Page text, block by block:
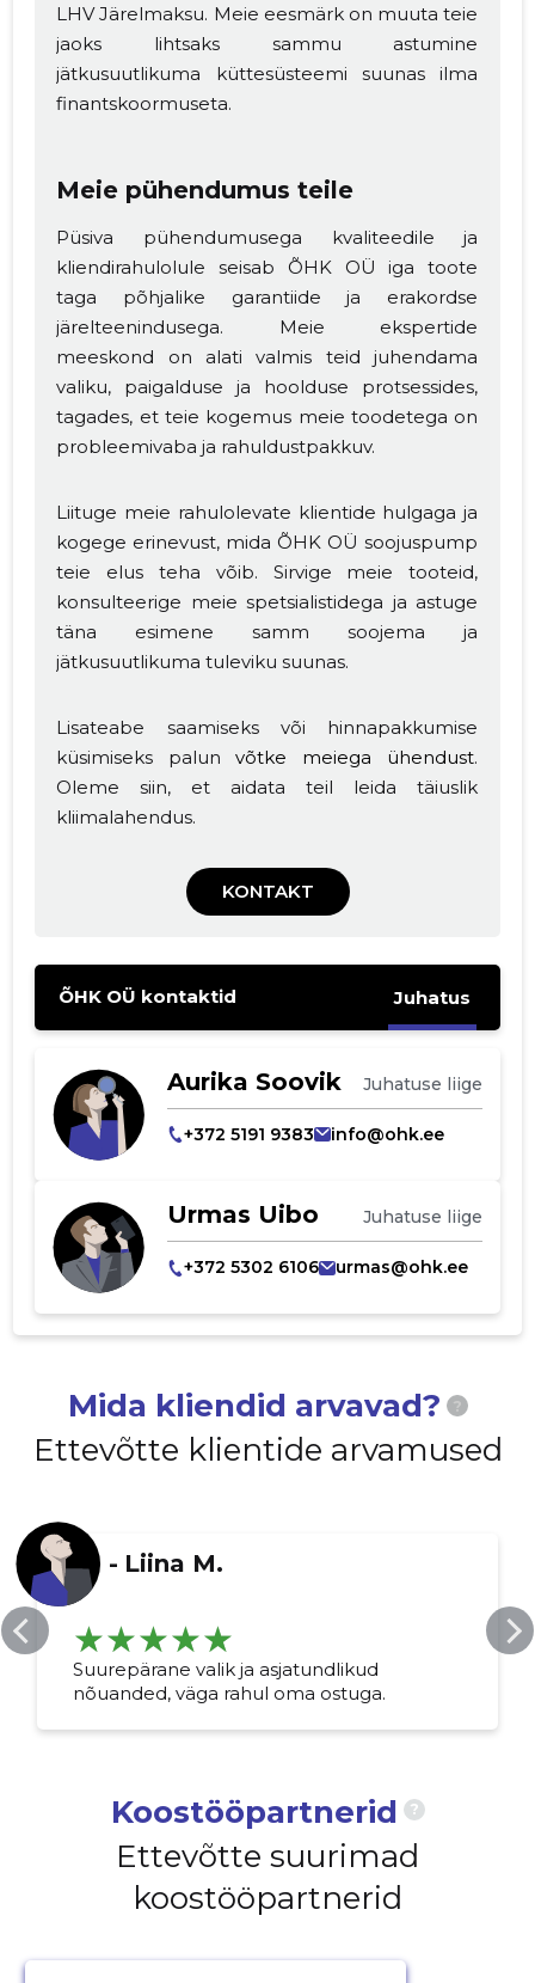
LHV Järelmaksu. Meie eesmärk on muuta teie
jaoks lihtsaks sammu astumine
jätkusuutlikuma küttesüsteemi suunas ilma
finantskoormuseta.
Meie pühendumus teile
Püsiva pühendumusega kvaliteedile ja
kliendirahulolule seisab ÕHK OÜ iga toote
taga põhjalike garantiide ja erakordse
järelteenindusega. Meie ekspertide
meeskond on alati valmis teid juhendama
valiku, paigalduse ja hoolduse protsessides,
tagades, et teie kogemus meie toodetega on
probleemivaba ja rahuldustpakkuv.
Liituge meie rahulolevate klientide hulgaga ja
kogege erinevust, mida ÕHK OÜ soojuspump
teie elus teha võib. Sirvige meie tooteid,
konsulteerige meie spetsialistidega ja astuge
täna esimene samm soojema ja
jätkusuutlikuma tuleviku suunas.
Lisateabe saamiseks või hinnapakkumise
küsimiseks palunvõtke meiega ühendust.
Oleme siin, et aidata teil leida täiuslik
kliimalahendus.
KONTAKT
ÕHK OÜ kontaktid Juhatus
Aurika Soovik Juhatuse liige
+372 5191 9383 info@ohk.ee
Urmas Uibo Juhatuse liige
+372 5302 6106 urmas@ohk.ee
Mida kliendid arvavad? ?
Ettevõtte klientide arvamused
- Liina M.
Suurepärane valik ja asjatundlikud
nõuanded, väga rahul oma ostuga.
Koostööpartnerid ?
Ettevõtte suurimad
koostööpartnerid
Muuda pildi
kirjeldust
MUUDA